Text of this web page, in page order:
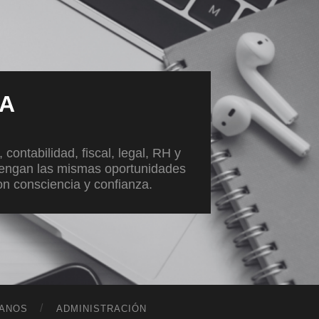
contabilidad, fiscal, legal, RH y
las mismas oportunidades
consciencia y confianza.
ADMINISTRACIÓN